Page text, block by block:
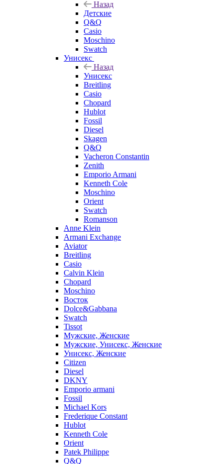
Назад
Детские
Q&Q
Casio
Moschino
Swatch
Унисекс
Назад
Унисекс
Breitling
Casio
Chopard
Hublot
Fossil
Diesel
Skagen
Q&Q
Vacheron Constantin
Zenith
Emporio Armani
Kenneth Cole
Moschino
Orient
Swatch
Romanson
Anne Klein
Armani Exchange
Aviator
Breitling
Casio
Calvin Klein
Chopard
Moschino
Восток
Dolce&Gabbana
Swatch
Tissot
Мужские, Женские
Мужские, Унисекс, Женские
Унисекс, Женские
Citizen
Diesel
DKNY
Emporio armani
Fossil
Michael Kors
Frederique Constant
Hublot
Kenneth Cole
Orient
Patek Philippe
Q&Q